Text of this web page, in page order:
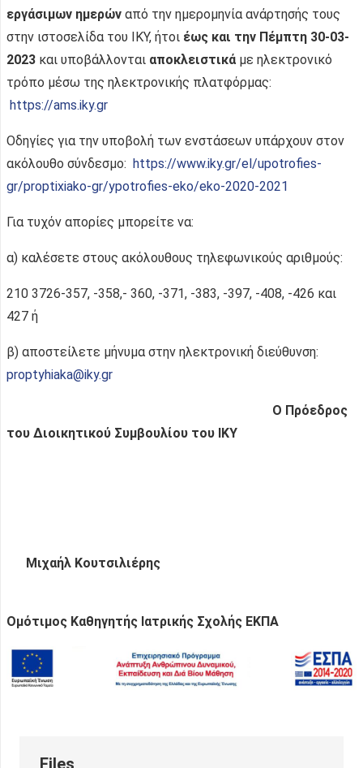
εργάσιμων ημερών από την ημερομηνία ανάρτησής τους
στην ιστοσελίδα του ΙΚΥ, ήτοι έως και την Πέμπτη 30-03-
2023 και υποβάλλονται αποκλειστικά με ηλεκτρονικό
τρόπο μέσω της ηλεκτρονικής πλατφόρμας:
https://ams.iky.gr
Οδηγίες για την υποβολή των ενστάσεων υπάρχουν στον
ακόλουθο σύνδεσμο: https://www.iky.gr/el/upotrofies-
gr/proptixiako-gr/ypotrofies-eko/eko-2020-2021
Για τυχόν απορίες μπορείτε να:
α) καλέσετε στους ακόλουθους τηλεφωνικούς αριθμούς:
210 3726-357, -358,- 360, -371, -383, -397, -408, -426 και
427 ή
β) αποστείλετε μήνυμα στην ηλεκτρονική διεύθυνση:
proptyhiaka@iky.gr
Ο Πρόεδρος
του Διοικητικού Συμβουλίου του ΙΚΥ
Μιχαήλ Κουτσιλιέρης
Ομότιμος Καθηγητής Ιατρικής Σχολής ΕΚΠΑ